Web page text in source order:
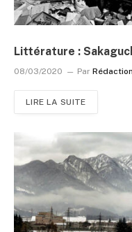
Littérature :
08/03/2020 Par
LIRE LA SUITE